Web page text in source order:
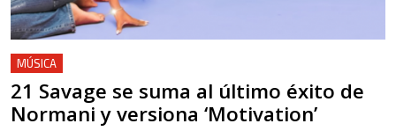
MÚSICA
21 Savage se suma al último éxito de
Normani y versiona ‘Motivation’